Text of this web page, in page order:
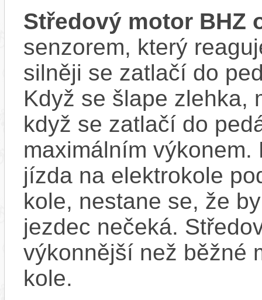
Středový motor BHZ
senzorem, který
silněji se zatlačí do
Když se šlape zlehka,
když se zatlačí do
maximálním
jízda na elektrokole
kole, nestane se, že
jezdec nečeká.
výkonnější než běžné
kole.